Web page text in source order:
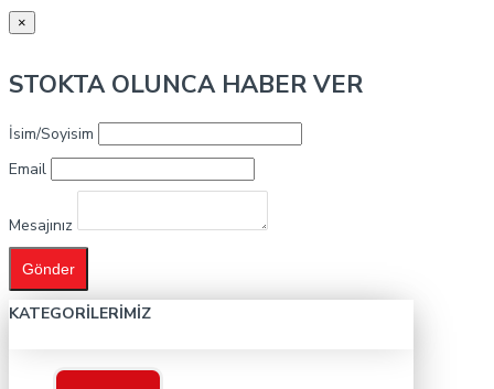
×
STOKTA OLUNCA HABER VER
İsim/Soyisim
Email
Mesajınız
Gönder
KATEGORILERIMIZ